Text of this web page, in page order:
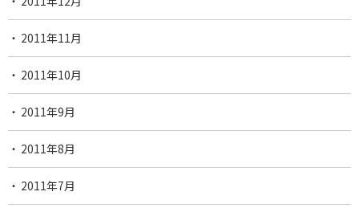
2011年11月
2011年10月
2011年9月
2011年8月
2011年7月